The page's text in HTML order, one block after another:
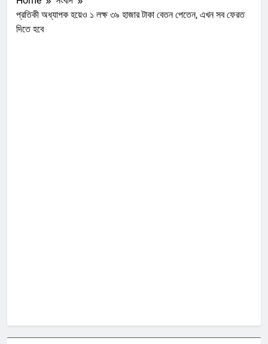
প্রতিকী অধ্যাপক হয়েও ১ লক্ষ ৩৯ হাজার টাকা বেতন পেতেন, এখন সব ফেরত
দিতে হবে